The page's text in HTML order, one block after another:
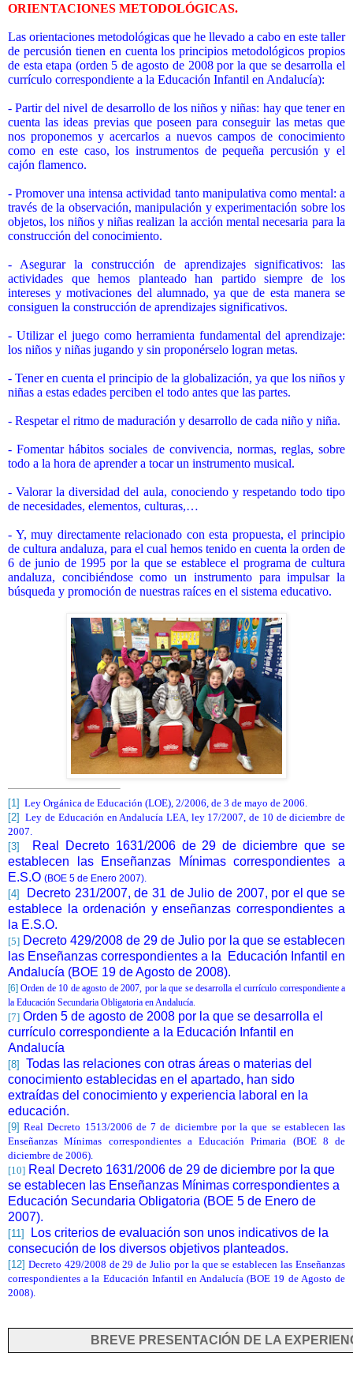
ORIENTACIONES METODOLÓGICAS.
Las orientaciones metodológicas que he llevado a cabo en este taller
de percusión tienen en cuenta los principios metodológicos propios
de esta etapa (orden 5 de agosto de 2008 por la que se desarrolla el
currículo correspondiente a la Educación Infantil en Andalucía):
- Partir del nivel de desarrollo de los niños y niñas: hay que tener en
cuenta las ideas previas que poseen para conseguir las metas que
nos proponemos y acercarlos a nuevos campos de conocimiento
como en este caso, los instrumentos de pequeña percusión y el
cajón flamenco.
- Promover una intensa actividad tanto manipulativa como mental: a
través de la observación, manipulación y experimentación sobre los
objetos, los niños y niñas realizan la acción mental necesaria para la
construcción del conocimiento.
- Asegurar la construcción de aprendizajes significativos: las
actividades que hemos planteado han partido siempre de los
intereses y motivaciones del alumnado, ya que de esta manera se
consiguen la construcción de aprendizajes significativos.
- Utilizar el juego como herramienta fundamental del aprendizaje:
los niños y niñas jugando y sin proponérselo logran metas.
- Tener en cuenta el principio de la globalización, ya que los niños y
niñas a estas edades perciben el todo antes que las partes.
- Respetar el ritmo de maduración y desarrollo de cada niño y niña.
- Fomentar hábitos sociales de convivencia, normas, reglas, sobre
todo a la hora de aprender a tocar un instrumento musical.
- Valorar la diversidad del aula, conociendo y respetando todo tipo
de necesidades, elementos, culturas,…
- Y, muy directamente relacionado con esta propuesta, el principio
de cultura andaluza, para el cual hemos tenido en cuenta la orden de
6 de junio de 1995 por la que se establece el programa de cultura
andaluza, concibiéndose como un instrumento para impulsar la
búsqueda y promoción de nuestras raíces en el sistema educativo.
[1] Ley Orgánica de Educación (LOE), 2/2006, de 3 de mayo de 2006.
[2] Ley de Educación en Andalucía LEA, ley 17/2007, de 10 de diciembre de
2007.
[3]
Real Decreto 1631/2006 de 29 de diciembre que se
establecen las Enseñanzas Mínimas correspondientes a
E.S.O (BOE 5 de Enero 2007).
[4]
Decreto 231/2007, de 31 de Julio de 2007, por el que se
establece la ordenación y enseñanzas correspondientes a
la E.S.O.
[5] Decreto 429/2008 de 29 de Julio por la que se establecen
las Enseñanzas correspondientes a la
Educación Infantil en
Andalucía (BOE 19 de Agosto de 2008).
[6] Orden de 10 de agosto de 2007, por la que se desarrolla el currículo correspondiente a
la Educación Secundaria Obligatoria en Andalucía.
[7] Orden 5 de agosto de 2008 por la que se desarrolla el
currículo correspondiente a la Educación Infantil en
Andalucía
[8] Todas las relaciones con otras áreas o materias del
conocimiento establecidas en el apartado, han sido
extraídas del conocimiento y experiencia laboral en la
educación.
[9] Real Decreto 1513/2006 de 7 de diciembre por la que se establecen las
Enseñanzas Mínimas correspondientes a Educación Primaria (BOE 8 de
diciembre de 2006).
[10] Real Decreto 1631/2006 de 29 de diciembre por la que
se establecen las Enseñanzas Mínimas correspondientes a
Educación Secundaria Obligatoria (BOE 5 de Enero de
2007).
[11]
Los criterios de evaluación son unos indicativos de la
consecución de los diversos objetivos planteados.
[12] Decreto 429/2008 de 29 de Julio por la que se establecen las Enseñanzas
correspondientes a la Educación Infantil en Andalucía (BOE 19 de Agosto de
2008).
BREVE PRESENTACIÓN DE LA